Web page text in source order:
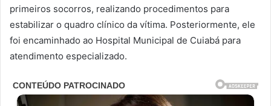
primeiros socorros, realizando procedimentos para
estabilizar o quadro clínico da vítima. Posteriormente, ele
foi encaminhado ao Hospital Municipal de Cuiabá para
atendimento especializado.